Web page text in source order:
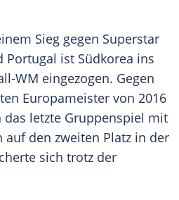
Sieg gegen Superstar
Portugal ist Südkorea ins
WM eingezogen. Gegen
Europameister von 2016
das letzte Gruppenspiel mit
auf den zweiten Platz in der
sich trotz der